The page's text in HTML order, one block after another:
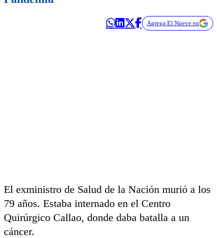
Agrega El Nueve en
El exministro de Salud de la Nación murió a los
79 años. Estaba internado en el Centro
Quirúrgico Callao, donde daba batalla a un
cáncer.